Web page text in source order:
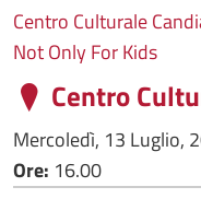
Centro Culturale
Not Only For Kids
Centro
Mercoledì, 13 Luglio,
Ore: 16.00